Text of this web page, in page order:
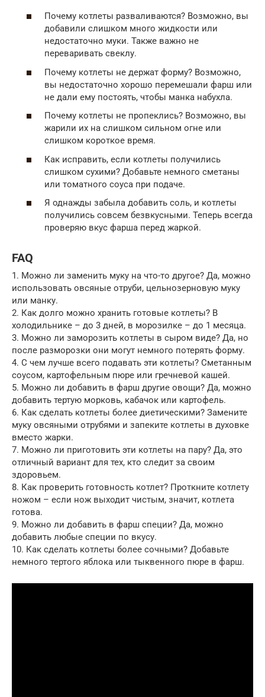
Почему котлеты разваливаются? Возможно, вы
добавили слишком много жидкости или
недостаточно муки. Также важно не
переваривать свеклу.
Почему котлеты не держат форму? Возможно,
вы недостаточно хорошо перемешали фарш или
не дали ему постоять, чтобы манка набухла.
Почему котлеты не пропеклись? Возможно, вы
жарили их на слишком сильном огне или
слишком короткое время.
Как исправить, если котлеты получились
слишком сухими? Добавьте немного сметаны
или томатного соуса при подаче.
Я однажды забыла добавить соль, и котлеты
получились совсем безвкусными. Теперь всегда
проверяю вкус фарша перед жаркой.
FAQ
1. Можно ли заменить муку на что-то другое? Да, можно
использовать овсяные отруби, цельнозерновую муку
или манку.
2. Как долго можно хранить готовые котлеты? В
холодильнике – до 3 дней, в морозилке – до 1 месяца.
3. Можно ли заморозить котлеты в сыром виде? Да, но
после разморозки они могут немного потерять форму.
4. С чем лучше всего подавать эти котлеты? Сметанным
соусом, картофельным пюре или гречневой кашей.
5. Можно ли добавить в фарш другие овощи? Да, можно
добавить тертую морковь, кабачок или картофель.
6. Как сделать котлеты более диетическими? Замените
муку овсяными отрубями и запеките котлеты в духовке
вместо жарки.
7. Можно ли приготовить эти котлеты на пару? Да, это
отличный вариант для тех, кто следит за своим
здоровьем.
8. Как проверить готовность котлет? Проткните котлету
ножом – если нож выходит чистым, значит, котлета
готова.
9. Можно ли добавить в фарш специи? Да, можно
добавить любые специи по вкусу.
10. Как сделать котлеты более сочными? Добавьте
немного тертого яблока или тыквенного пюре в фарш.